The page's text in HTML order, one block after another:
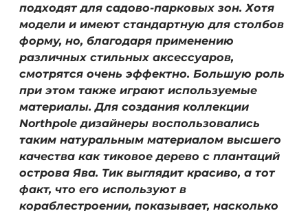
подходят для садово-парковых зон. Хотя
модели и имеют стандартную для столбов
форму, но, благодаря применению
различных стильных аксессуаров,
смотрятся очень эффектно. Большую роль
при этом также играют используемые
материалы. Для создания коллекции
Northpole дизайнеры воспользовались
таким натуральным материалом высшего
качества как тиковое дерево с плантаций
острова Ява. Тик выглядит красиво, а тот
факт, что его используют в
кораблестроении, показывает, насколько